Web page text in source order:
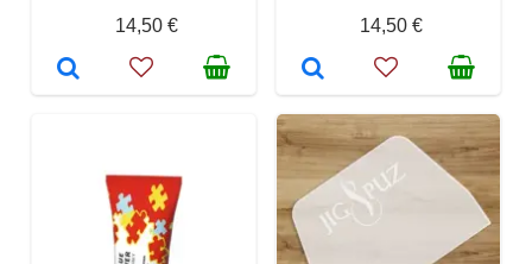
14,50 €
14,50 €